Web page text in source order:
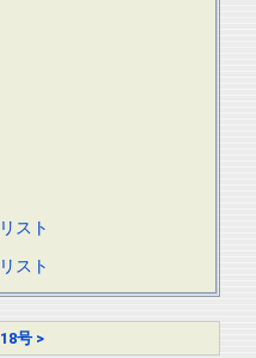
スト
スト
号 >